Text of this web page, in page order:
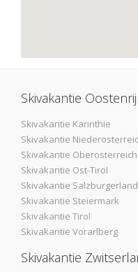
Skivakantie
Skivakantie Karinthie
Skivakantie
Skivakantie Oberosterreich
Skivakantie Ost-Tirol
Skivakantie Salzburgerland
Skivakantie Steiermark
Skivakantie Tirol
Skivakantie Vorarlberg
Skivakantie